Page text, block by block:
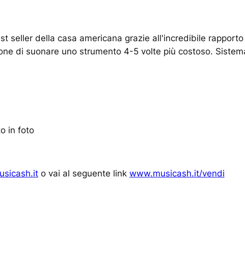
seller della casa americana grazie all'incredibile
di suonare uno strumento 4-5 volte più costoso.
in foto
o vai al seguente link www.musicash.it/vendi